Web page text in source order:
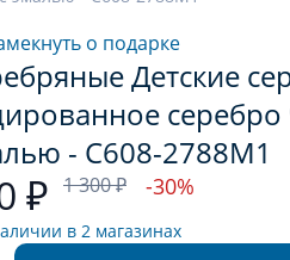
о подарке
Детские
- С608-2788М1
₽ 1 300 ₽ -30%
в 2 магазинах